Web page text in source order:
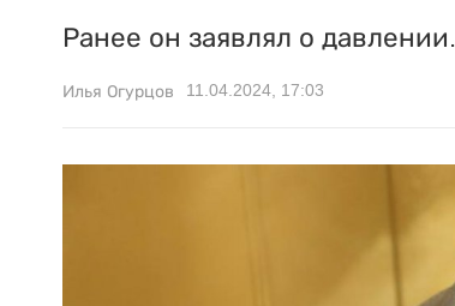
Ранее он заявлял о давлении.
Илья Огурцов 11.04.2024, 17:03